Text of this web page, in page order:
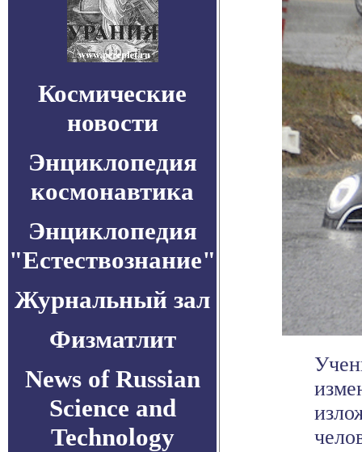
Космические
новости
Энциклопедия
космонавтика
Энциклопедия
"Естествознание"
Журнальный зал
Физматлит
News of Russian
Science and
Technology